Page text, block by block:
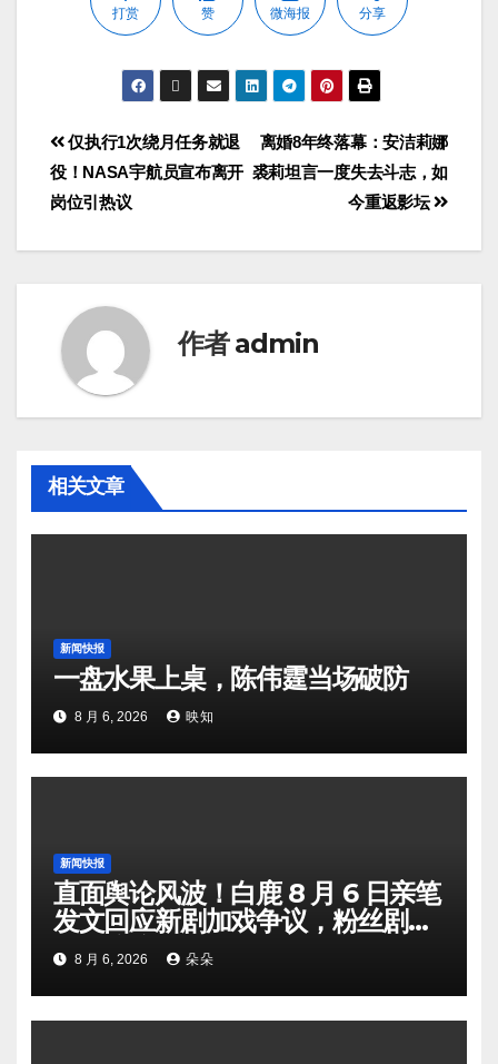
打赏 赞 微海报 分享
离婚8年终落幕：安洁莉娜
裘莉坦言一度失去斗志，如
今重返影坛
仅执行1次绕月任务就退
役！NASA宇航员宣布离开
岗位引热议
作者admin
相关文章
新闻快报
一盘水果上桌，陈伟霆当场破防
8 月 6, 2026 映知
新闻快报
直面舆论风波！白鹿 8 月 6 日亲笔
发文回应新剧加戏争议，粉丝剧组
矛盾暗流涌动
8 月 6, 2026 朵朵